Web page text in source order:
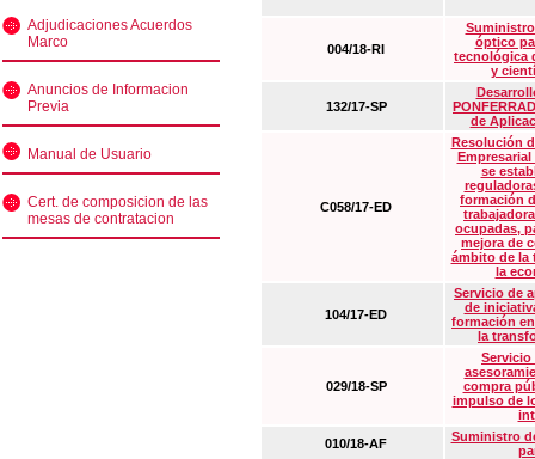
Adjudicaciones Acuerdos
Marco
Anuncios de Informacion
Previa
Manual de Usuario
Cert. de composicion de las
mesas de contratacion
004/18-RI
óptico
tecnológica
y
132/17-SP
de
C058/17-ED
Resolución
Empresarial
se
formación
ocupadas,
mejora de
ámbito de la
la
104/17-ED
Servicio de
de
formación
la
029/18-SP
Servicio
compra
impulso de
010/18-AF
Suministro